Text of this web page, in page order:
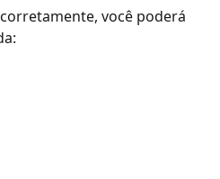
você poderá